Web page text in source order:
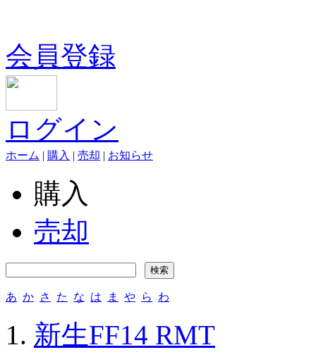
会員登録
ログイン
ホーム | 購入 | 売却 | お知らせ
購入
売却
あ か さ た な は ま や ら わ
新生FF14 RMT